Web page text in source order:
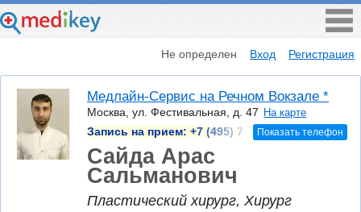
Не определен Вход Регистрация
Медлайн-Сервис на Речном Вокзале *
Москва, ул. Фестивальная, д. 47 На карте
Запись на прием: +7 (495) 7 Показать телефон
Сайда Арас
Сальманович
Пластический хирург, Хирург